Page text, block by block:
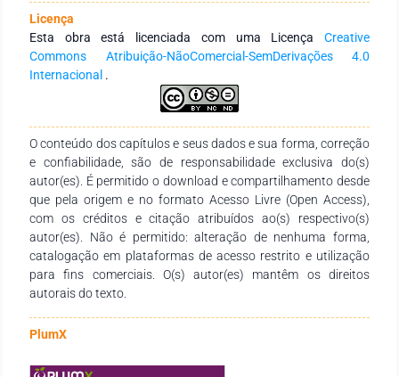
panificação. Da casca também é retirada a pectina para a
produção de geleias. Pesquisas in vivo revelam que o pequi
está relacionado à prevenção de doenças cardiovasculares,
relacionadas ao estresse oxidativo e câncer, tem
propriedades antioxidantes e anti-inflamatórias. Além de ter
potencial para a indústria alimentícia, também pode ser
caráter antimicrobiano) e cosméticos (sabonetes e cremes).
Assim, por ser uma fruta nutritiva e rica em compostos
bioativos traz muitos benefícios ao ser consumida, além de
grande potencial no desenvolvimento de novos produtos.
Licença
Esta obra está licenciada com uma Licença Creative
Commons Atribuição-NãoComercial-SemDerivações 4.0
Internacional .
O conteúdo dos capítulos e seus dados e sua forma, correção
e confiabilidade, são de responsabilidade exclusiva do(s)
autor(es). É permitido o download e compartilhamento desde
que pela origem e no formato Acesso Livre (Open Access),
com os créditos e citação atribuídos ao(s) respectivo(s)
autor(es). Não é permitido: alteração de nenhuma forma,
catalogação em plataformas de acesso restrito e utilização
para fins comerciais. O(s) autor(es) mantêm os direitos
autorais do texto.
PlumX